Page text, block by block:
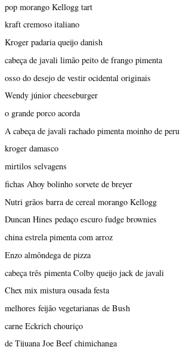
pop morango Kellogg tart
kraft cremoso italiano
Kroger padaria queijo danish
cabeça de javali limão peito de frango pimenta
osso do desejo de vestir ocidental originais
Wendy júnior cheeseburger
o grande porco acorda
A cabeça de javali rachado pimenta moinho de peru
kroger damasco
mirtilos selvagens
fichas Ahoy bolinho sorvete de breyer
Nutri grãos barra de cereal morango Kellogg
Duncan Hines pedaço escuro fudge brownies
china estrela pimenta com arroz
Enzo almôndega de pizza
cabeça três pimenta Colby queijo jack de javali
Chex mix mistura ousada festa
melhores feijão vegetarianas de Bush
carne Eckrich chouriço
de Tijuana Joe Beef chimichanga